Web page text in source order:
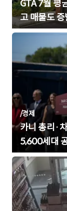
GTA 7월 평
고 매물도 증
/경제
카니 총리·
5,600세대